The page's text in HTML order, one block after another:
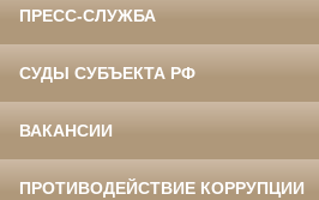
ПРЕСС-СЛУЖБА
СУДЫ СУБЪЕКТА РФ
ВАКАНСИИ
ПРОТИВОДЕЙСТВИЕ КОРРУПЦИИ